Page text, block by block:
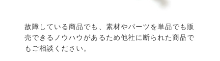
故障している商品でも、素材やパーツを単品でも販
売できるノウハウがあるため他社に断られた商品で
もご相談ください。